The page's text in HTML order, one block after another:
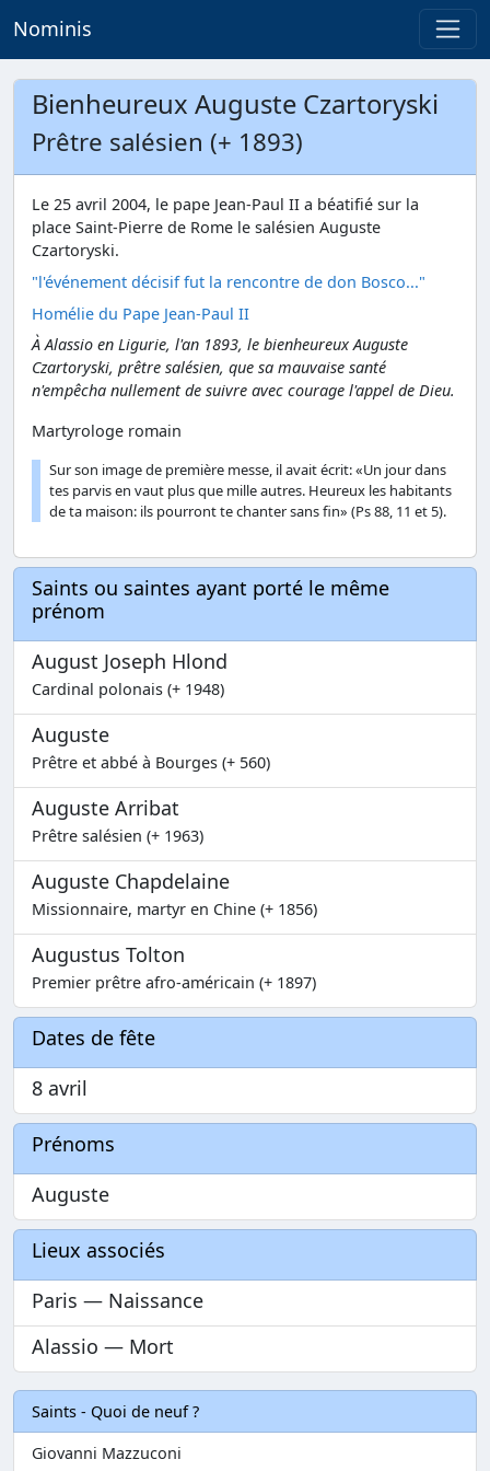
Nominis
Bienheureux Auguste Czartoryski
Prêtre salésien (+ 1893)
Le 25 avril 2004, le pape Jean-Paul II a béatifié sur la
place Saint-Pierre de Rome le salésien Auguste
Czartoryski.
"l'événement décisif fut la rencontre de don Bosco..."
Homélie du Pape Jean-Paul II
À Alassio en Ligurie, l'an 1893, le bienheureux Auguste
Czartoryski, prêtre salésien, que sa mauvaise santé
n'empêcha nullement de suivre avec courage l'appel de Dieu.
Martyrologe romain
Sur son image de première messe, il avait écrit: «Un jour dans
tes parvis en vaut plus que mille autres. Heureux les habitants
de ta maison: ils pourront te chanter sans fin» (Ps 88, 11 et 5).
Saints ou saintes ayant porté le même
prénom
August Joseph Hlond
Cardinal polonais (+ 1948)
Auguste
Prêtre et abbé à Bourges (+ 560)
Auguste Arribat
Prêtre salésien (+ 1963)
Auguste Chapdelaine
Missionnaire, martyr en Chine (+ 1856)
Augustus Tolton
Premier prêtre afro-américain (+ 1897)
Dates de fête
8 avril
Prénoms
Auguste
Lieux associés
Paris — Naissance
Alassio — Mort
Saints - Quoi de neuf ?
Giovanni Mazzuconi